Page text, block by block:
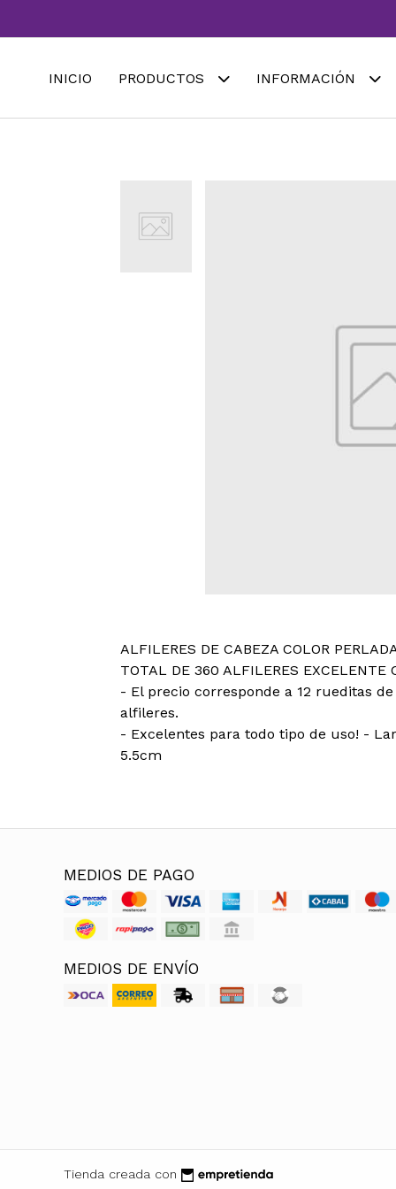
INICIO PRODUCTOS INFORMACIÓN
ALFILERES DE CABEZA COLOR
TOTAL DE 360 ALFILERES EXCELENTE
- El precio corresponde a 12 rueditas
alfileres.
- Excelentes para todo tipo de uso! -
5.5cm
MEDIOS DE PAGO
MEDIOS DE ENVÍO
Tienda creada con